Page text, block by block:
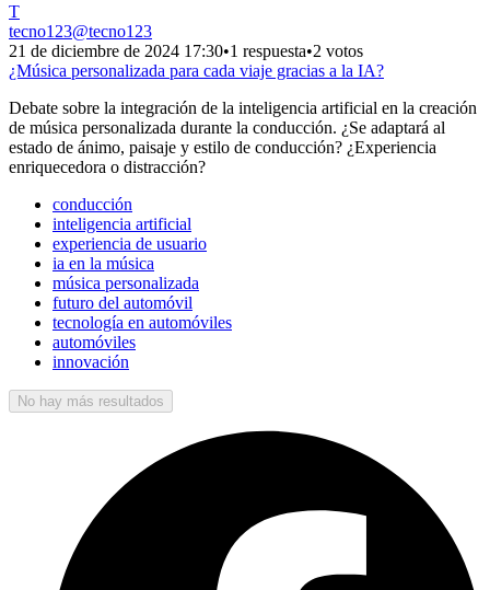
T
tecno123@tecno123
21 de diciembre de 2024 17:30•1 respuesta•2 votos
¿Música personalizada para cada viaje gracias a la IA?
Debate sobre la integración de la inteligencia artificial en la creación
de música personalizada durante la conducción. ¿Se adaptará al
estado de ánimo, paisaje y estilo de conducción? ¿Experiencia
enriquecedora o distracción?
conducción
inteligencia artificial
experiencia de usuario
ia en la música
música personalizada
futuro del automóvil
tecnología en automóviles
automóviles
innovación
No hay más resultados